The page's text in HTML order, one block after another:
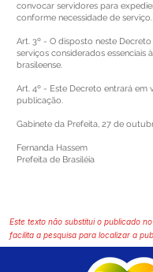
convocar servidores para
conforme necessidade de serviço.
Art. 3º - O disposto neste
serviços considerados essenciais
brasileense.
Art. 4º - Este Decreto entrará em
publicação.
Gabinete da Prefeita, 27 de
Fernanda Hassem
Prefeita de Brasiléia
Este texto não substitui o publicado
facilita a pesquisa para localizar a